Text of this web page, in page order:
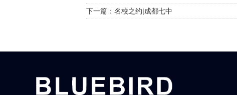
下一篇：名校之约|成都七中